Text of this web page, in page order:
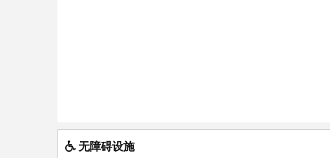
无障碍设施